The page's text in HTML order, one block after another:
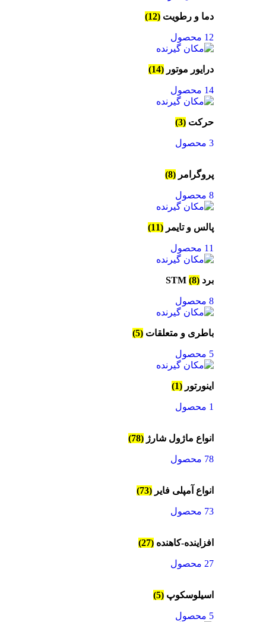
دما و رطویت (12)
12 محصول
درایور موتور (14)
14 محصول
حرکت (3)
3 محصول
پروگرامر (8)
8 محصول
پالس و تایمر (11)
11 محصول
برد STM (8)
8 محصول
باطری و متعلقات (5)
5 محصول
اینورتور (1)
1 محصول
انواع ماژول شارژ (78)
78 محصول
انواع آمپلی فایر (73)
73 محصول
افزاینده-کاهنده (27)
27 محصول
اسیلوسکوپ (5)
5 محصول